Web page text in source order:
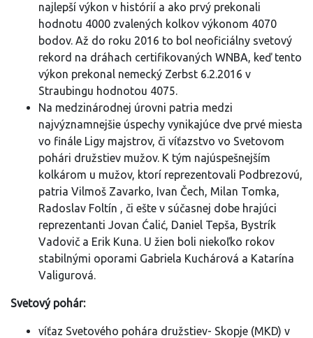
najlepší výkon v histórií a ako prvý prekonali
hodnotu 4000 zvalených kolkov výkonom 4070
bodov. Až do roku 2016 to bol neoficiálny svetový
rekord na dráhach certifikovaných WNBA, keď tento
výkon prekonal nemecký Zerbst 6.2.2016 v
Straubingu hodnotou 4075.
Na medzinárodnej úrovni patria medzi
najvýznamnejšie úspechy vynikajúce dve prvé miesta
vo finále Ligy majstrov, či víťazstvo vo Svetovom
pohári družstiev mužov. K tým najúspešnejším
kolkárom u mužov, ktorí reprezentovali Podbrezovú,
patria Vilmoš Zavarko, Ivan Čech, Milan Tomka,
Radoslav Foltín , či ešte v súčasnej dobe hrajúci
reprezentanti Jovan Ćalić, Daniel Tepša, Bystrík
Vadovič a Erik Kuna. U žien boli niekoľko rokov
stabilnými oporami Gabriela Kuchárová a Katarína
Valigurová.
Svetový pohár:
víťaz Svetového pohára družstiev- Skopje (MKD) v